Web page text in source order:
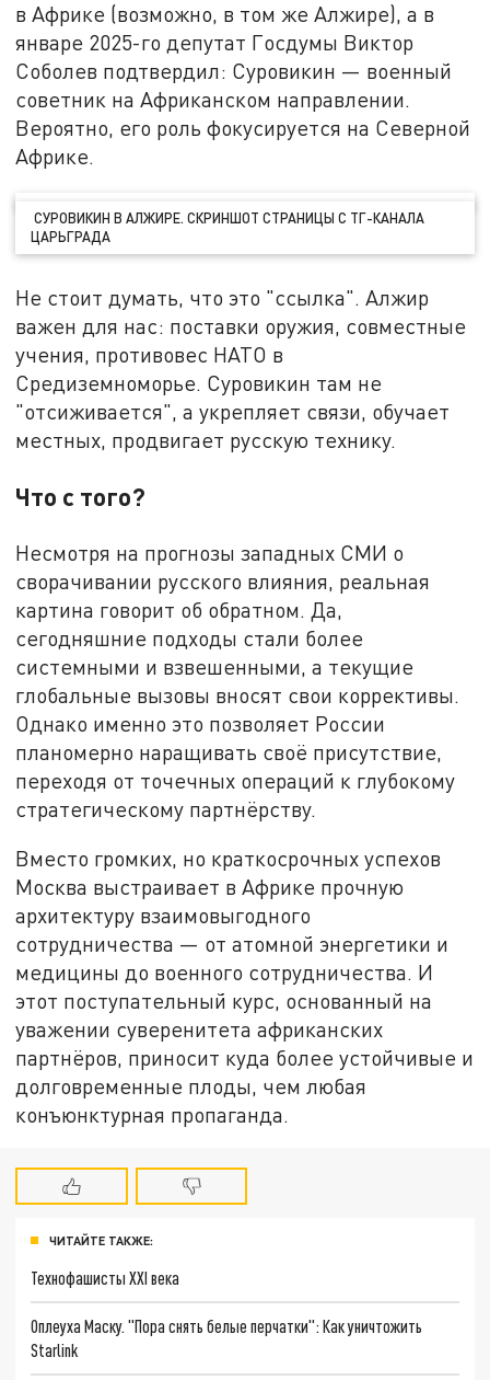
в Африке (возможно, в том же Алжире), а в
январе 2025-го депутат Госдумы Виктор
Соболев подтвердил: Суровикин — военный
советник на Африканском направлении.
Вероятно, его роль фокусируется на Северной
Африке.
СУРОВИКИН В АЛЖИРЕ. СКРИНШОТ СТРАНИЦЫ С ТГ-КАНАЛА
ЦАРЬГРАДА
Не стоит думать, что это "ссылка". Алжир
важен для нас: поставки оружия, совместные
учения, противовес НАТО в
Средиземноморье. Суровикин там не
"отсиживается", а укрепляет связи, обучает
местных, продвигает русскую технику.
Что с того?
Несмотря на прогнозы западных СМИ о
сворачивании русского влияния, реальная
картина говорит об обратном. Да,
сегодняшние подходы стали более
системными и взвешенными, а текущие
глобальные вызовы вносят свои коррективы.
Однако именно это позволяет России
планомерно наращивать своё присутствие,
переходя от точечных операций к глубокому
стратегическому партнёрству.
Вместо громких, но краткосрочных успехов
Москва выстраивает в Африке прочную
архитектуру взаимовыгодного
сотрудничества — от атомной энергетики и
медицины до военного сотрудничества. И
этот поступательный курс, основанный на
уважении суверенитета африканских
партнёров, приносит куда более устойчивые и
долговременные плоды, чем любая
конъюнктурная пропаганда.
ЧИТАЙТЕ ТАКЖЕ:
Технофашисты XXI века
Оплеуха Маску. "Пора снять белые перчатки": Как уничтожить
Starlink